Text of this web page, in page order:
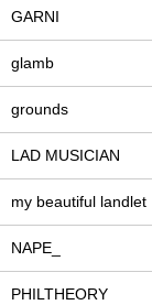
GARNI
glamb
grounds
LAD MUSICIAN
my beautiful landlet
NAPE_
PHILTHEORY